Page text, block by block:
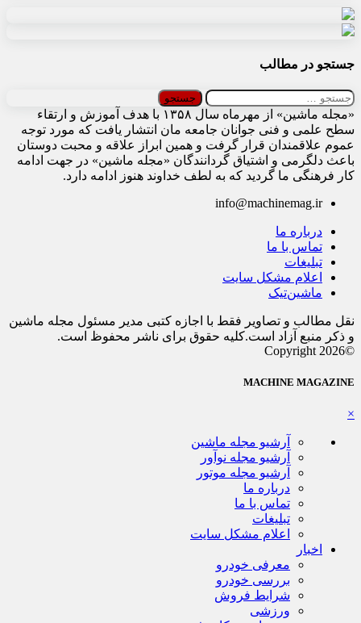
جستجو در مطالب
جستجو
برای:
«مجله ماشین» از مهرماه سال ۱۳۵۸ با هدف آموزش و ارتقاء
سطح علمی و فنی جوانان جامعه مان انتشار یافت که مورد توجه
عموم علاقمندان قرار گرفت و همین ابراز علاقه و محبت دوستان
باعث دلگرمی و اشتیاق گردانندگان «مجله ماشین» در جهت ادامه
کار فرهنگی ما گردید که به لطف خداوند هنوز ادامه دارد.
info@machinemag.ir
درباره ما
تماس با ما
تبلیغات
اعلام مشکل سایت
ماشین‌تیک
نقل مطالب و تصاویر فقط با اجازه کتبی مدیر مسئول مجله ماشین
و ذکر منبع آزاد است.کلیه حقوق برای ناشر محفوظ است.
©Copyright 2026
MACHINE MAGAZINE
×
آرشیو مجله ماشین
آرشیو مجله نوآور
آرشیو مجله موتور
درباره ما
تماس با ما
تبلیغات
اعلام مشکل سایت
اخبار
معرفی خودرو
بررسی خودرو
شرایط فروش
ورزشی